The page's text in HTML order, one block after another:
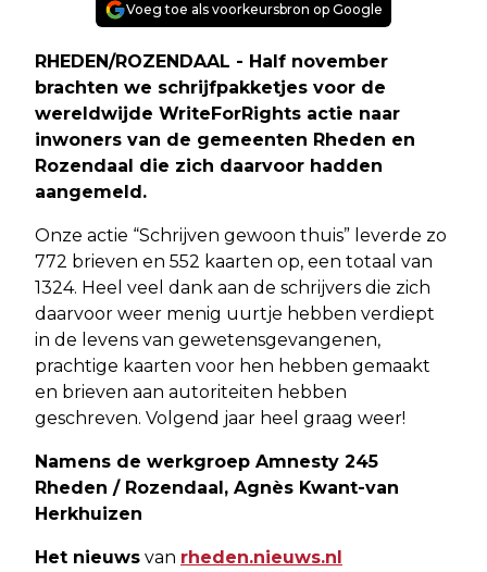
Voeg toe als voorkeursbron op Google
RHEDEN/ROZENDAAL - Half november
brachten we schrijfpakketjes voor de
wereldwijde WriteForRights actie naar
inwoners van de gemeenten Rheden en
Rozendaal die zich daarvoor hadden
aangemeld.
Onze actie “Schrijven gewoon thuis” leverde zo
772 brieven en 552 kaarten op, een totaal van
1324. Heel veel dank aan de schrijvers die zich
daarvoor weer menig uurtje hebben verdiept
in de levens van gewetensgevangenen,
prachtige kaarten voor hen hebben gemaakt
en brieven aan autoriteiten hebben
geschreven. Volgend jaar heel graag weer!
Namens de werkgroep Amnesty 245
Rheden / Rozendaal, Agnès Kwant-van
Herkhuizen
Het nieuws van rheden.nieuws.nl